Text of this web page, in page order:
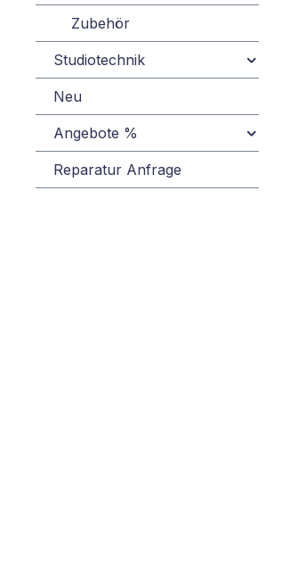
Zubehör
Studiotechnik
Neu
Angebote %
Reparatur Anfrage